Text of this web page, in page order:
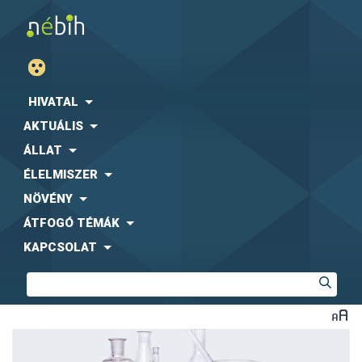
HIVATAL
AKTUÁLIS
ÁLLAT
ÉLELMISZER
NÖVÉNY
ÁTFOGÓ TÉMÁK
KAPCSOLAT